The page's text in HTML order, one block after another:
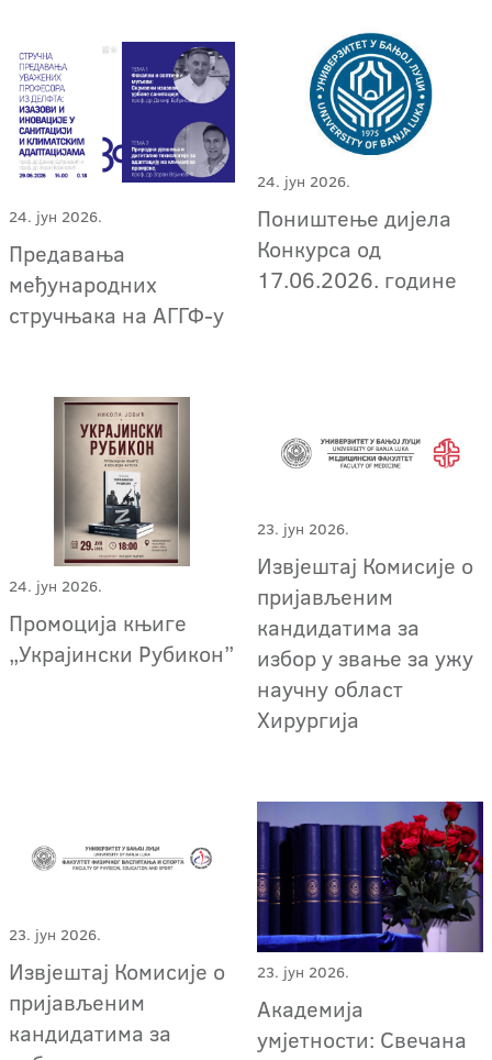
24. јун 2026.
Предавања
међународних
стручњака на АГГФ-у
24. јун 2026.
Поништење дијела
Конкурса од
17.06.2026. године
24. јун 2026.
Промоција књиге
„Украјински Рубикон”
23. јун 2026.
Извјештај Комисије о
пријављеним
кандидатима за
избор у звање за ужу
научну област
Хирургија
23. јун 2026.
Извјештај Комисије о
пријављеним
кандидатима за
23. јун 2026.
Академија
умјетности: Свечана